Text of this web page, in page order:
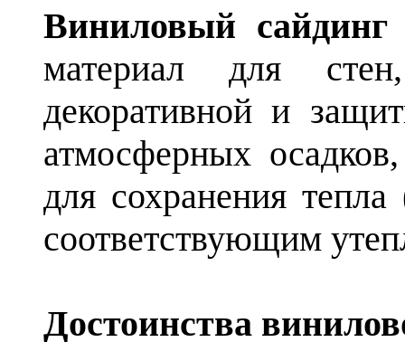
Виниловый
материал для
декоративной и
атмосферных
для сохранения
соответствующим
Достоинства